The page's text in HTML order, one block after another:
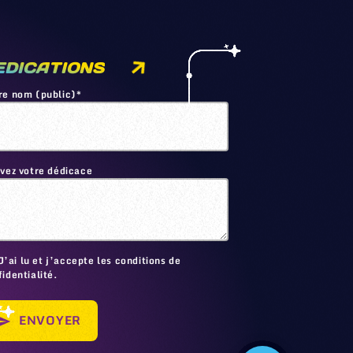
nom (public)*
votre dédicace
lu et j’accepte les conditions de
ENVOYER